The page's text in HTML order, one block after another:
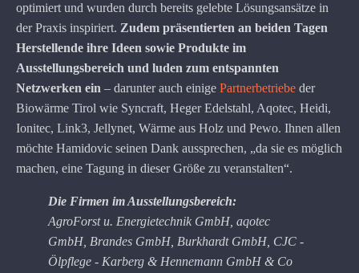
optimiert und wurden durch bereits gelebte Lösungsansätze in
der Praxis inspiriert. Zudem präsentierten an beiden Tagen
Herstellende ihre Ideen sowie Produkte im
Ausstellungsbereich und luden zum entspannten
Netzwerken ein – darunter auch einige Partnerbetriebe der
Biowärme Tirol wie Syncraft, Heger Edelstahl, Aqotec, Heidi,
Ionitec, Link3, Jellynet, Wärme aus Holz und Pewo. Ihnen allen
möchte Hamidovic seinen Dank aussprechen, „da sie es möglich
machen, eine Tagung in dieser Größe zu veranstalten“.
Die Firmen im Ausstellungsbereich:
AgroForst u. Energietechnik GmbH, aqotec
GmbH, Brandes GmbH, Burkhardt GmbH, CJC -
Ölpflege - Karberg & Hennemann GmbH & Co